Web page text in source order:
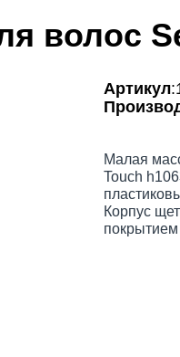
волос
Артикул
Малая
Touch
Корпус
покрытием